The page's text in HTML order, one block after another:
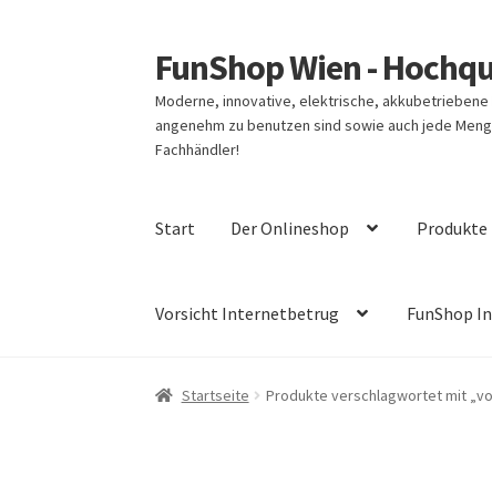
Zur
Navigation
springen
Zum
Inhalt
springen
FunShop Wien -
Moderne, innovative, elektrische,
angenehm zu benutzen sind sowie auch jede
Fachhändler!
Start Der Onlineshop Produkte
Vorsicht Internetbetrug FunShop
Startseite Produkte verschlagwortet mit